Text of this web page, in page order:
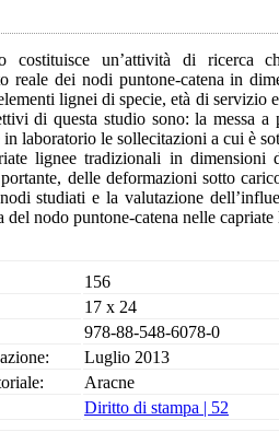
costituisce un’attività di ricerca
reale dei nodi puntone-catena in
lignei di specie, età di servizio
di questa studio sono: la messa a
in laboratorio le sollecitazioni a cui è
lignee tradizionali in dimensioni
delle deformazioni sotto
studiati e la valutazione
del nodo puntone-catena nelle
156
17 x 24
978-88-548-6078-0
Luglio 2013
Aracne
Diritto di stampa | 52